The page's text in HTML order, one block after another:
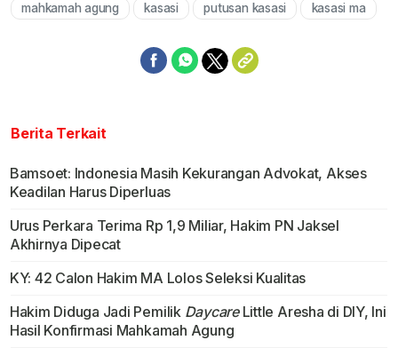
Mute
mahkamah agung kasasi putusan kasasi kasasi ma
Berita Terkait
Bamsoet: Indonesia Masih Kekurangan Advokat, Akses
Keadilan Harus Diperluas
Urus Perkara Terima Rp 1,9 Miliar, Hakim PN Jaksel
Akhirnya Dipecat
KY: 42 Calon Hakim MA Lolos Seleksi Kualitas
Hakim Diduga Jadi Pemilik DaycareLittle Aresha di DIY, Ini
Hasil Konfirmasi Mahkamah Agung